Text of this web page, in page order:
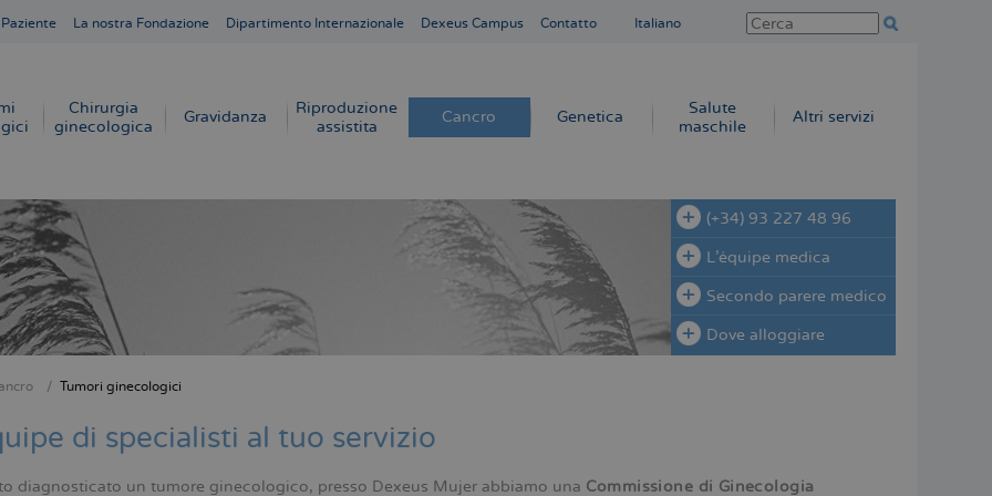
La nostra Fondazione Dipartimento Internazionale Dexeus Campus Contatto Italiano
Chirurgia
ginecologica
Gravidanza
Riproduzione
assistita
Cancro Genetica
Salute
maschile
Altri servizi
(+34) 93 227 48 96
L'équipe medica
Secondo parere medico
Dove alloggiare
Tumori ginecologici
di specialisti al tuo servizio
diagnosticato un tumore ginecologico, presso Dexeus Mujer abbiamo una Commissione di Ginecologia